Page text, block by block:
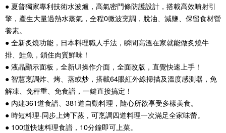
● 夏普獨家專利技術水波爐，高氣密門條防護設計，搭載高效噴射引
擎，產生大量過熱水蒸氣，全程0微波烹調，脫油、減鹽、保留食材營
養素。
● 全新炙燒功能，日本料理職人手法，瞬間高溫在家就能做炙燒牛
排、鮭魚，鎖住肉質鮮味！
● 液晶顯示面板，全新UI操作介面，全面改版，直覺快速上手！
● 智慧烹調炸、烤、蒸或炒，搭載64眼紅外線掃描及溫度感測器，免
解凍、免秤重、免食譜，一鍵直接搞定！
● 內建361道食譜、381道自動料理，隨心所欲享受多樣美食。
● 時短料理-同步上烤下蒸，可烹調四道料理一次滿足全家味蕾。
● 100道快速料理食譜，10分鐘即可上菜。